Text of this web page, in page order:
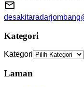
Kategori
Kategori
Laman